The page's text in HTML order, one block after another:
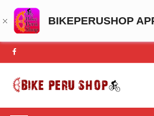
BIKEPERUSHOP
Saltar
al
contenido